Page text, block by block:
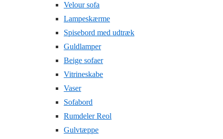
Velour sofa
Lampeskærme
Spisebord med udtræk
Guldlamper
Beige sofaer
Vitrineskabe
Vaser
Sofabord
Rumdeler Reol
Gulvtæppe